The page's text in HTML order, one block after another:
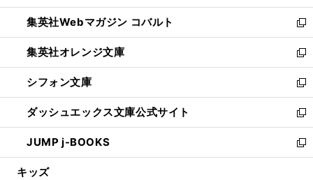
開
く
ウ
で
開
く
ン
ド
ウ
で
開
く
ウ
ィ
ン
ド
ウ
で
開
く
集英社Webマガジン コバルト
新
し
い
ウ
ィ
ン
ド
ウ
で
開
集英社オレンジ文庫
新
し
い
ウ
ィ
ン
ド
ウ
シフォン文庫
新
し
い
ウ
ィ
ン
ダッシュエックス文庫公式サイト
新
し
い
ウ
JUMP j-BOOKS
新
し
キッズ